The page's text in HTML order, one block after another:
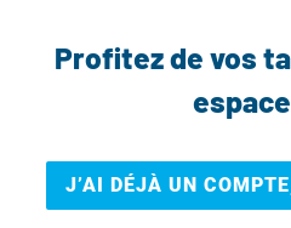
Profitez de vos
espace
J’AI DÉJÀ UN